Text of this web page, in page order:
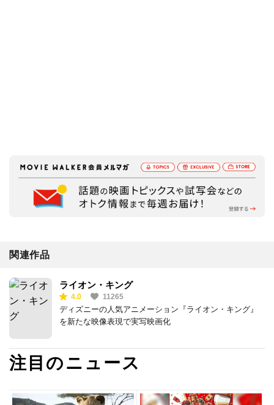
関連作品
ライオン・キング
4.0 11265
ディズニーの人気アニメーション『ライオン・キング』
を新たな映像表現で実写映画化
注目のニュース